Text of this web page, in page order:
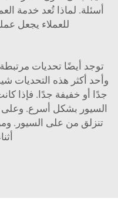
أسئلة. لماذا تُعد خدمة
للعملاء يجعل
توجد أيضًا تحديات
وأحد أكثر هذه التحديات
جدًا أو خفيفة جدًا. فإذا
السيور بشكل أسرع. وعلى
تنزلق من على السيور.